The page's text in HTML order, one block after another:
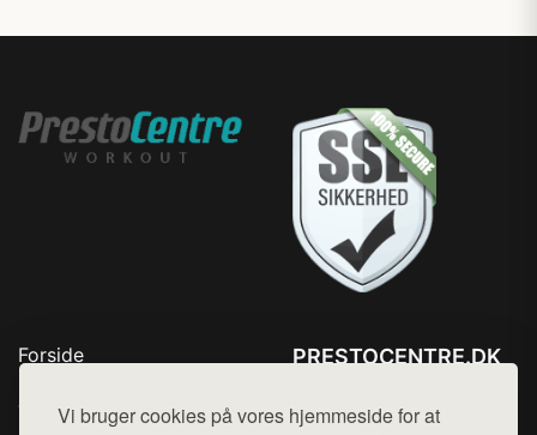
Vi bruger cookies på vores hjemmeside for at
Forside
Top Rabatter
PRESTOCENTRE.DK